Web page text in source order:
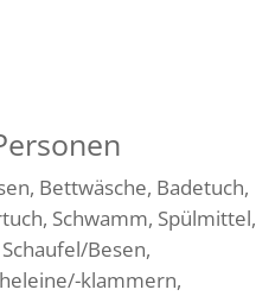
Bettwäsche, Badetuch,
Schwamm, Spülmittel,
Besen,
klammern,